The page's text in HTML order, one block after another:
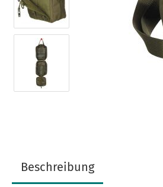
Beschreibung